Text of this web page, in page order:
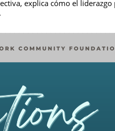
explica cómo el